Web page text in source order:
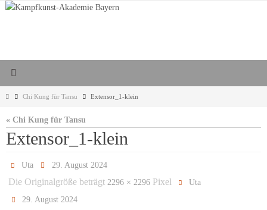
Zum
StartChi Kung für Tansu Extensor_1-klein
« Chi Kung für Tansu
Extensor_1-klein
Uta 29. August 2024
Die Originalgröße beträgt 2296 × 2296 Pixel
Uta
29. August 2024